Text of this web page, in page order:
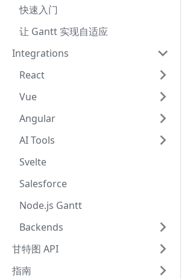
快速入门
让 Gantt 实现自适应
Integrations
React
Vue
Angular
AI Tools
Svelte
Salesforce
Node.js Gantt
Backends
甘特图 API
指南